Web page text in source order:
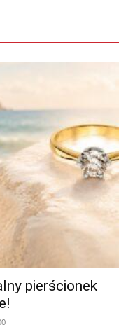
pierścionek